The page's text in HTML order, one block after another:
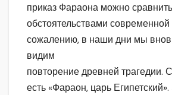
приказ Фараона можно
обстоятельствами
сожалению, в наши дни мы
видим
повторение древней трагедии.
есть «Фараон, царь